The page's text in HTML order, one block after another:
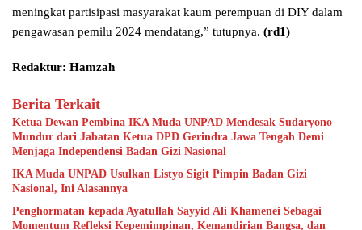
meningkat partisipasi masyarakat kaum perempuan di DIY dalam
pengawasan pemilu 2024 mendatang,” tutupnya. (rd1)
Redaktur: Hamzah
Berita Terkait
Ketua Dewan Pembina IKA Muda UNPAD Mendesak Sudaryono
Mundur dari Jabatan Ketua DPD Gerindra Jawa Tengah Demi
Menjaga Independensi Badan Gizi Nasional
IKA Muda UNPAD Usulkan Listyo Sigit Pimpin Badan Gizi
Nasional, Ini Alasannya
Penghormatan kepada Ayatullah Sayyid Ali Khamenei Sebagai
Momentum Refleksi Kepemimpinan, Kemandirian Bangsa, dan